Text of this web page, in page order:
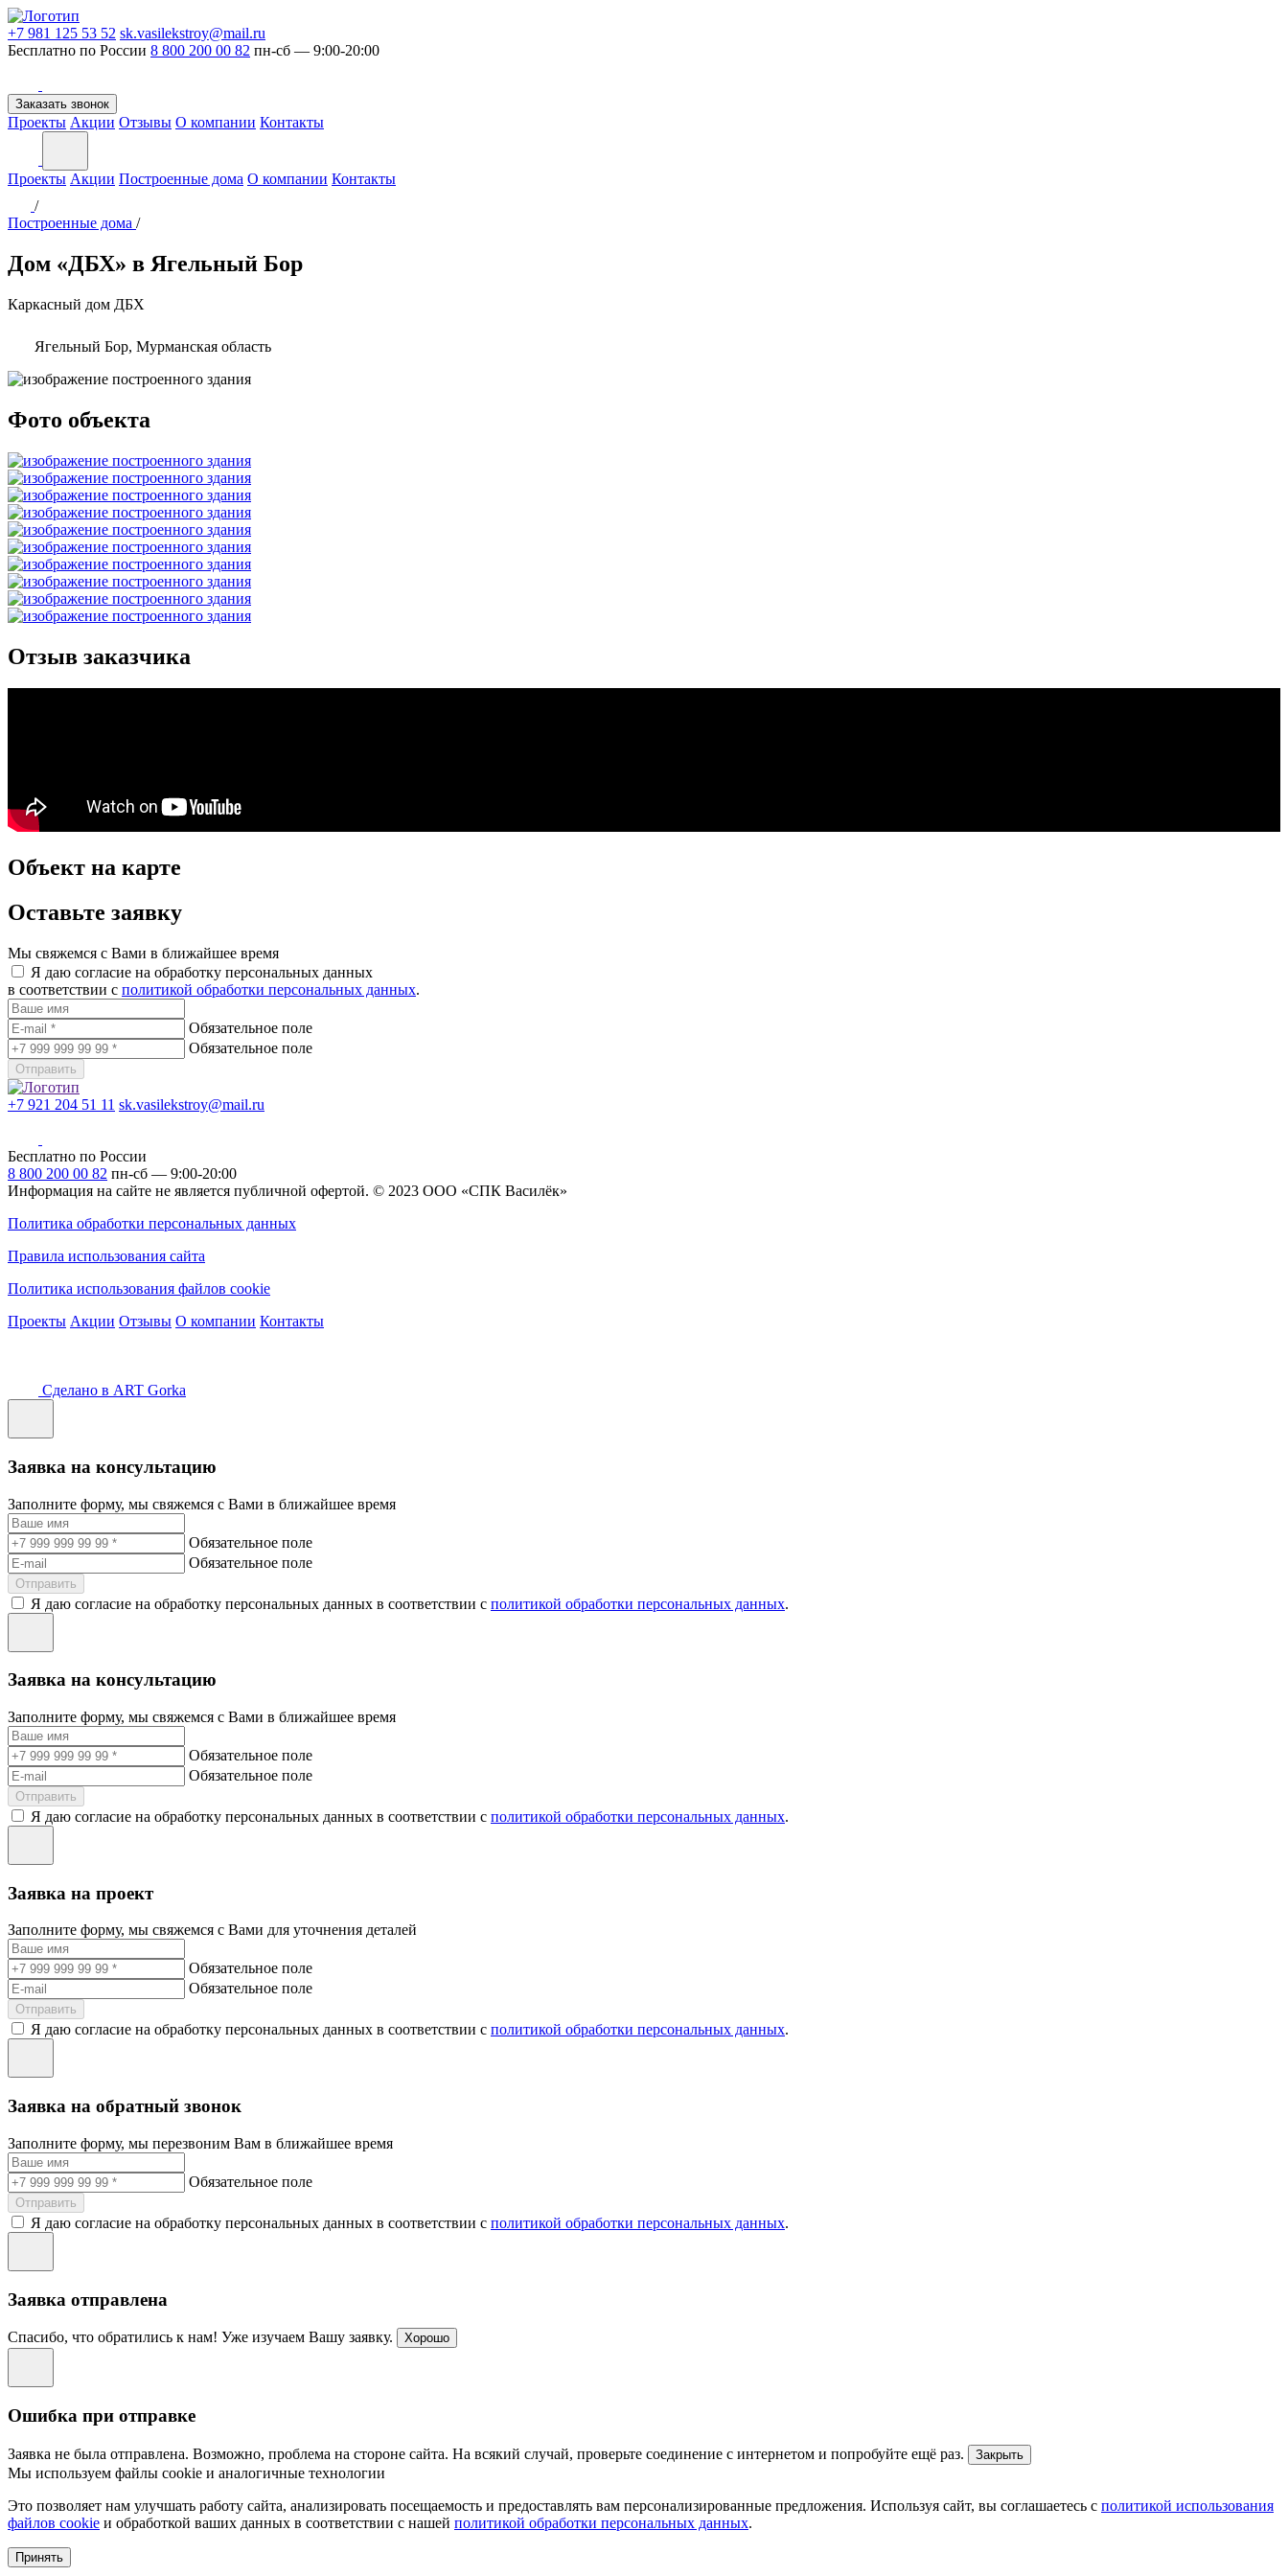
+7 981 125 53 52 sk.vasilekstroy@mail.ru
Бесплатно по России 8 800 200 00 82 пн-сб — 9:00-20:00
Заказать звонок
Проекты Акции Отзывы О компании Контакты
Проекты Акции Построенные дома О компании Контакты
/
Построенные дома /
Дом «ДБХ» в Ягельный Бор
Каркасный дом ДБХ
Ягельный Бор, Мурманская область
Фото объекта
Отзыв заказчика
Объект на карте
Оставьте заявку
Мы свяжемся с Вами в ближайшее время
Я даю согласие на обработку персональных данных
в соответствии с политикой обработки персональных данных.
Обязательное поле
Обязательное поле
Отправить
+7 921 204 51 11 sk.vasilekstroy@mail.ru
Бесплатно по России
8 800 200 00 82 пн-сб — 9:00-20:00
Информация на сайте не является публичной офертой. © 2023 ООО «СПК Василёк»
Политика обработки персональных данных
Правила использования сайта
Политика использования файлов cookie
Проекты Акции Отзывы О компании Контакты
Сделано в ART Gorka
Заявка на консультацию
Заполните форму, мы свяжемся с Вами в ближайшее время
Обязательное поле
Обязательное поле
Отправить
Я даю согласие на обработку персональных данных в соответствии с политикой обработки персональных данных.
Заявка на консультацию
Заполните форму, мы свяжемся с Вами в ближайшее время
Обязательное поле
Обязательное поле
Отправить
Я даю согласие на обработку персональных данных в соответствии с политикой обработки персональных данных.
Заявка на проект
Заполните форму, мы свяжемся с Вами для уточнения деталей
Обязательное поле
Обязательное поле
Отправить
Я даю согласие на обработку персональных данных в соответствии с политикой обработки персональных данных.
Заявка на обратный звонок
Заполните форму, мы перезвоним Вам в ближайшее время
Обязательное поле
Отправить
Я даю согласие на обработку персональных данных в соответствии с политикой обработки персональных данных.
Заявка отправлена
Спасибо, что обратились к нам! Уже изучаем Вашу заявку. Хорошо
Ошибка при отправке
Заявка не была отправлена. Возможно, проблема на стороне сайта. На всякий случай, проверьте соединение с интернетом и попробуйте ещё раз. Закрыть
Мы используем файлы cookie и аналогичные технологии
Это позволяет нам улучшать работу сайта, анализировать посещаемость и предоставлять вам персонализированные предложения. Используя сайт, вы соглашаетесь с политикой использования
файлов cookie и обработкой ваших данных в соответствии с нашей политикой обработки персональных данных.
Принять